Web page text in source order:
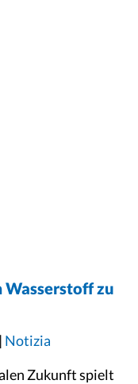
Wasserstoff zu
| Notizia
Zukunft spielt